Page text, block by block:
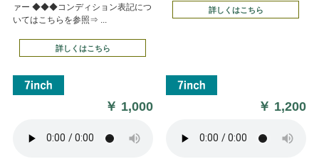
ァー ◆◆◆コンディション表記につ
いてはこちらを参照⇒ ...
詳しくはこちら
￥ 1,000
詳しくはこちら
￥ 1,200